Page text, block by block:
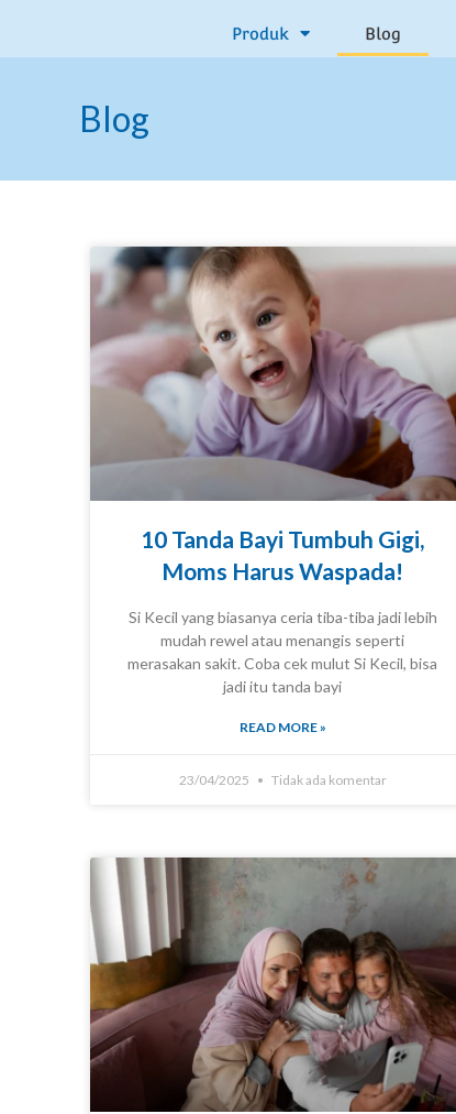
Produk Blog
Blog
KNOWLEDGE
10 Tanda Bayi Tumbuh Gigi,
Moms Harus Waspada!
Si Kecil yang biasanya ceria tiba-tiba jadi lebih
mudah rewel atau menangis seperti
merasakan sakit. Coba cek mulut Si Kecil, bisa
jadi itu tanda bayi
READ MORE »
23/04/2025 Tidak ada komentar
KNOWLEDGE